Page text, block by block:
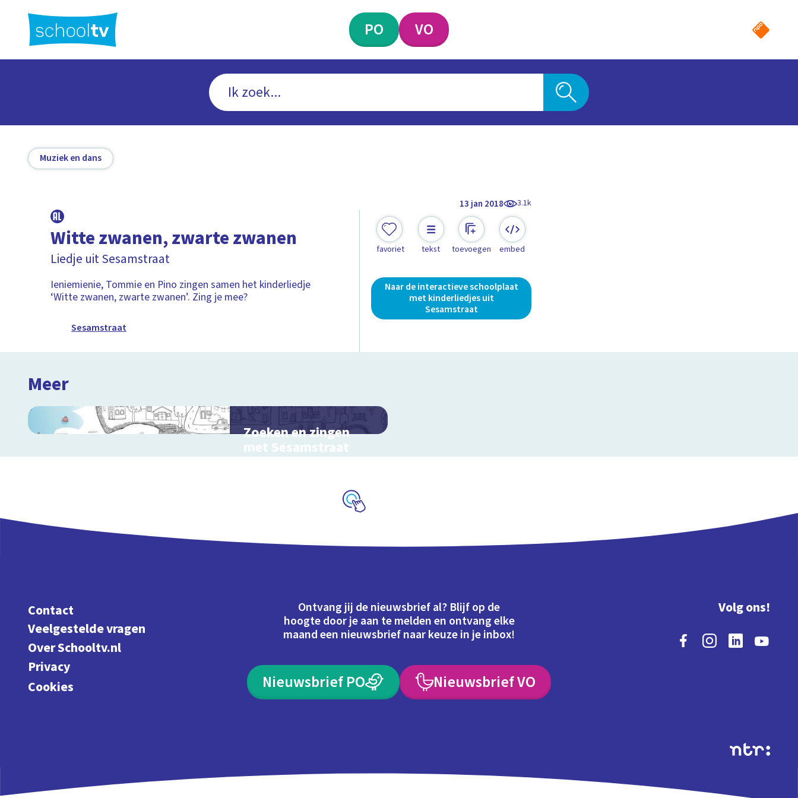
hoofdinhoud
PO VO
Muziek en dans
13 jan 2018 3.1k
Witte zwanen, zwarte zwanen
Liedje uit Sesamstraat
Ieniemienie, Tommie en Pino zingen samen het kinderliedje
‘Witte zwanen, zwarte zwanen’. Zing je mee?
Sesamstraat
favoriet tekst toevoegen embed
Naar de interactieve schoolplaat
met kinderliedjes uit
Sesamstraat
Meer
Zoeken en zingen
met Sesamstraat
Interactieve schoolplaat met
Contact
Veelgestelde vragen
Over Schooltv.nl
Privacy
Cookies
Ontvang jij de nieuwsbrief al? Blijf op de
hoogte door je aan te melden en ontvang elke
maand een nieuwsbrief naar keuze in je inbox!
Nieuwsbrief PO Nieuwsbrief VO
Volg ons!